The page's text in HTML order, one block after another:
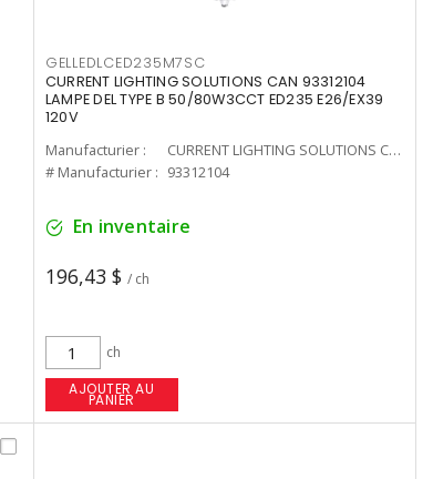
GELLEDLCED235M7SC
CURRENT LIGHTING SOLUTIONS CAN 93312104
LAMPE DEL TYPE B 50/80W3CCT ED235 E26/EX39
120V
Manufacturier :
CURRENT LIGHTING SOLUTIONS CAN
# Manufacturier : 93312104
En inventaire
196,43 $ / ch
ch
AJOUTER AU
PANIER